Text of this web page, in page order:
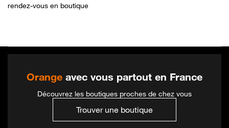
rendez-vous en boutique